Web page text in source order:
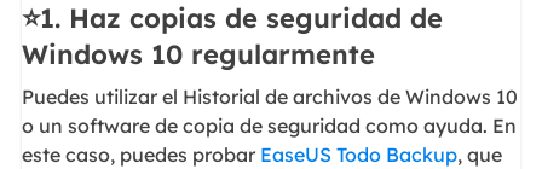
⭐1. Haz copias de seguridad de
Windows 10 regularmente
Puedes utilizar el Historial de archivos de Windows 10
o un software de copia de seguridad como ayuda. En
este caso, puedes probar EaseUS Todo Backup, que